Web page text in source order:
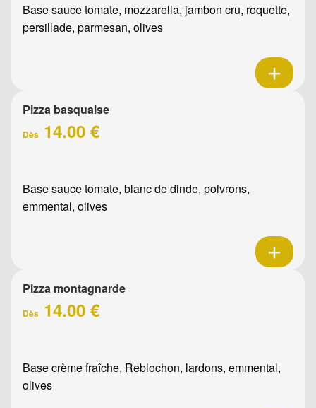
Base sauce tomate, mozzarella, jambon cru, roquette,
persillade, parmesan, olives
Pizza basquaise
Dès 14.00 €
Base sauce tomate, blanc de dinde, poivrons,
emmental, olives
Pizza montagnarde
Dès 14.00 €
Base crème fraîche, Reblochon, lardons, emmental,
olives